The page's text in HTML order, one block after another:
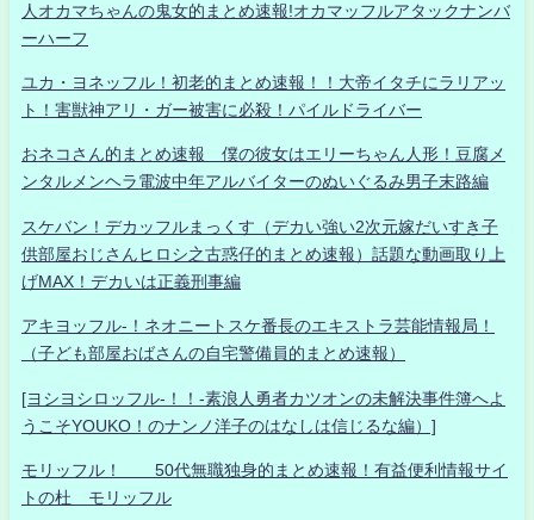
人オカマちゃんの鬼女的まとめ速報!オカマッフルアタックナンバ
ーハーフ
ユカ・ヨネッフル！初老的まとめ速報！！大帝イタチにラリアッ
ト！害獣神アリ・ガー被害に必殺！パイルドライバー
おネコさん的まとめ速報 僕の彼女はエリーちゃん人形！豆腐メ
ンタルメンヘラ電波中年アルバイターのぬいぐるみ男子末路編
スケバン！デカッフルまっくす（デカい強い2次元嫁だいすき子
供部屋おじさんヒロシ之古惑仔的まとめ速報）話題な動画取り上
げMAX！デカいは正義刑事編
アキヨッフル-！ネオニートスケ番長のエキストラ芸能情報局！
（子ども部屋おばさんの自宅警備員的まとめ速報）
[ヨシヨシロッフル-！！-素浪人勇者カツオンの未解決事件簿へよ
うこそYOUKO！のナンノ洋子のはなしは信じるな編）]
モリッフル！ 50代無職独身的まとめ速報！有益便利情報サイ
トの杜 モリッフル